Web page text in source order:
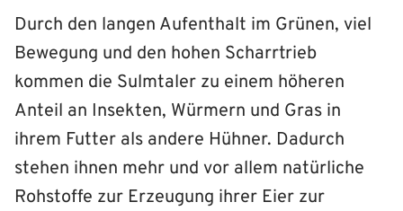
Durch den langen Aufenthalt im Grünen, viel
Bewegung und den hohen Scharrtrieb
kommen die Sulmtaler zu einem höheren
Anteil an Insekten, Würmern und Gras in
ihrem Futter als andere Hühner. Dadurch
stehen ihnen mehr und vor allem natürliche
Rohstoffe zur Erzeugung ihrer Eier zur